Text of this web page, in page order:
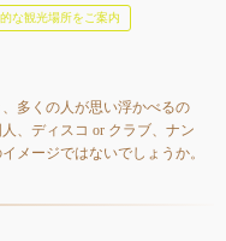
な観光場所をご案内
多くの人が思い浮かべるの
、ディスコ or クラブ、ナン
メージではないでしょうか。